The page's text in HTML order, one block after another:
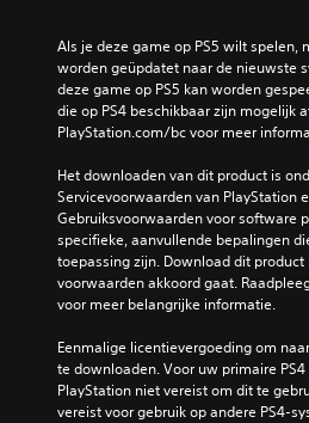
Als je deze game op PS5 wilt spelen,
worden geüpdatet naar de nieuwste
deze game op PS5 kan worden
die op PS4 beschikbaar zijn mogelijk
PlayStation.com/bc voor meer
Het downloaden van dit product is
Servicevoorwaarden van PlayStation
Gebruiksvoorwaarden voor software
specifieke, aanvullende bepalingen
toepassing zijn. Download dit
voorwaarden akkoord gaat.
voor meer belangrijke informatie.
Eenmalige licentievergoeding om
te downloaden. Voor uw primaire
PlayStation niet vereist om dit te
vereist voor gebruik op andere PS4-